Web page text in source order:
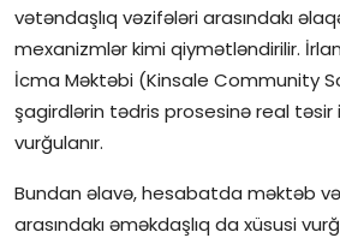
vətəndaşlıq vəzifələri arasındakı
mexanizmlər kimi qiymətləndirilir.
İcma Məktəbi (Kinsale Community
şagirdlərin tədris prosesinə real təsir
vurğulanır.
Bundan əlavə, hesabatda məktəb
arasındakı əməkdaşlıq da xüsusi